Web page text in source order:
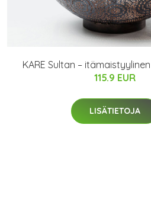
KARE Sultan –
115.9 EUR
LISÄTIETOJA